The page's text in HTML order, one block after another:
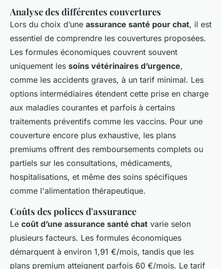
Analyse des différentes couvertures
Lors du choix d’une assurance santé pour chat, il est
essentiel de comprendre les couvertures proposées.
Les formules économiques couvrent souvent
uniquement les soins vétérinaires d’urgence,
comme les accidents graves, à un tarif minimal. Les
options intermédiaires étendent cette prise en charge
aux maladies courantes et parfois à certains
traitements préventifs comme les vaccins. Pour une
couverture encore plus exhaustive, les plans
premiums offrent des remboursements complets ou
partiels sur les consultations, médicaments,
hospitalisations, et même des soins spécifiques
comme l'alimentation thérapeutique.
Coûts des polices d'assurance
Le coût d’une assurance santé chat varie selon
plusieurs facteurs. Les formules économiques
démarquent à environ 1,91 €/mois, tandis que les
plans premium atteignent parfois 60 €/mois. Le tarif